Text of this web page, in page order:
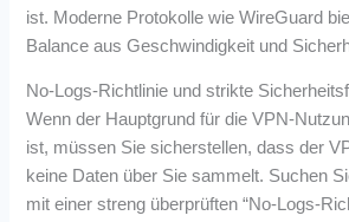
ist. Moderne Protokolle wie WireGuard
Balance aus Geschwindigkeit und
No-Logs-Richtlinie und strikte
Wenn der Hauptgrund für die VPN-
ist, müssen Sie sicherstellen, dass der
keine Daten über Sie sammelt. Suchen
mit einer streng überprüften “No-Logs-